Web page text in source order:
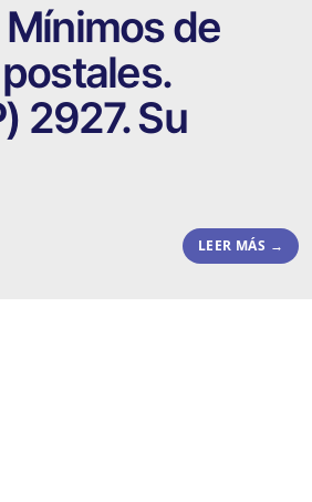
de
2927. Su
LEER MÁS →